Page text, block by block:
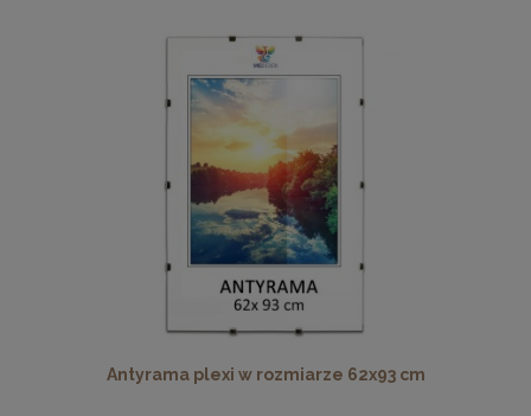
Ramka na zdjęcia A4 21 x 29,7 cm zielona, z naturalnego
drewna
17,99 zł
DO KOSZYKA
Antyrama plexi w rozmiarze 62x93 cm